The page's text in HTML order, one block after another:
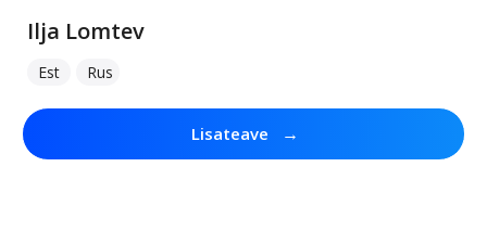
Ilja Lomtev
Est Rus
Lisateave →